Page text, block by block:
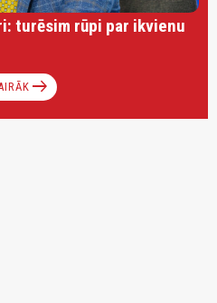
turēsim rūpi par ikvienu
arrow_right_alt